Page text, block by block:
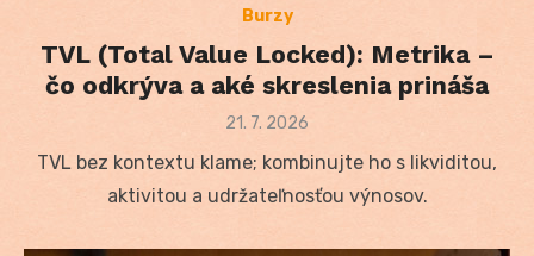
Burzy
TVL (Total Value Locked): Metrika –
čo odkrýva a aké skreslenia prináša
Posted
21. 7. 2026
TVL bez kontextu klame; kombinujte ho s likviditou,
aktivitou a udržateľnosťou výnosov.